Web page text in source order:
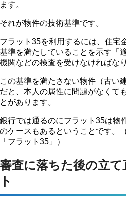
ます。
それが物件の技術基準です。
フラット35を利用するには、住宅
基準を満たしていることを示す「
機関などの検査を受けなければな
この基準を満たさない物件（古い
だと、本人の属性に問題がなくて
とがあります。
銀行では通るのにフラット35は物
のケースもあるということです。
「フラット35」）
審査に落ちた後の立
ト